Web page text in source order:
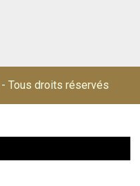
- Tous droits réservés